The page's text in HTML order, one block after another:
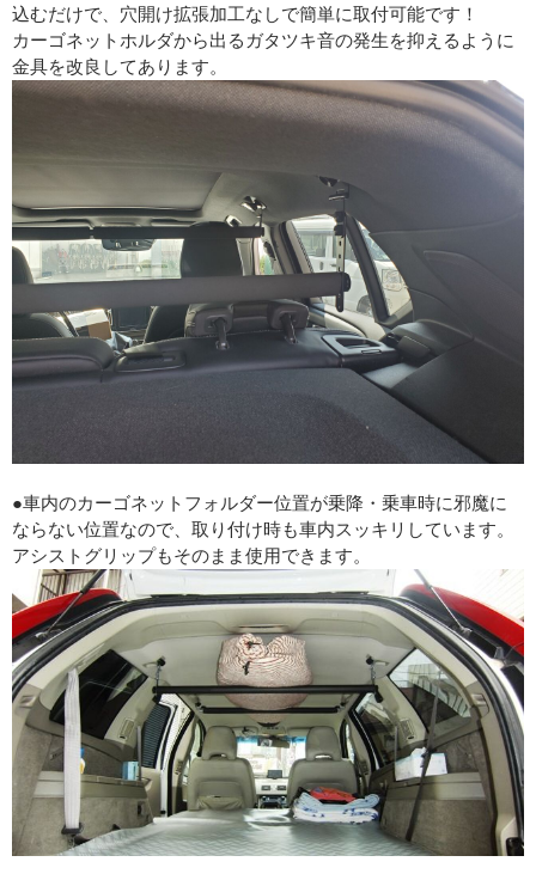
込むだけで、穴開け拡張加工なしで簡単に取付可能です！
カーゴネットホルダから出るガタツキ音の発生を抑えるように
金具を改良してあります。
●車内のカーゴネットフォルダー位置が乗降・乗車時に邪魔に
ならない位置なので、取り付け時も車内スッキリしています。
アシストグリップもそのまま使用できます。